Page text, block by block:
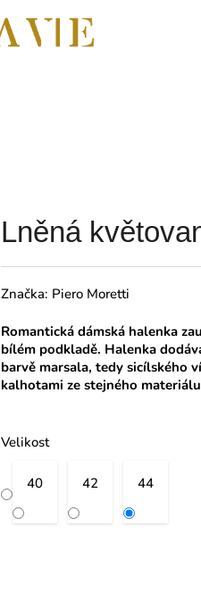
Lněná
Značka: Piero Moretti
Romantická dámská halenka
bílém podkladě. Halenka
barvě marsala, tedy sicílského
kalhotami ze stejného materiálu
Velikost
40 42 44